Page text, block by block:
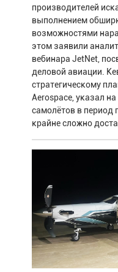
производителей
выполнением
возможностями
этом заявили
вебинара JetNet,
деловой авиации.
стратегическому
Aerospace, указал
самолётов в период
крайне сложно